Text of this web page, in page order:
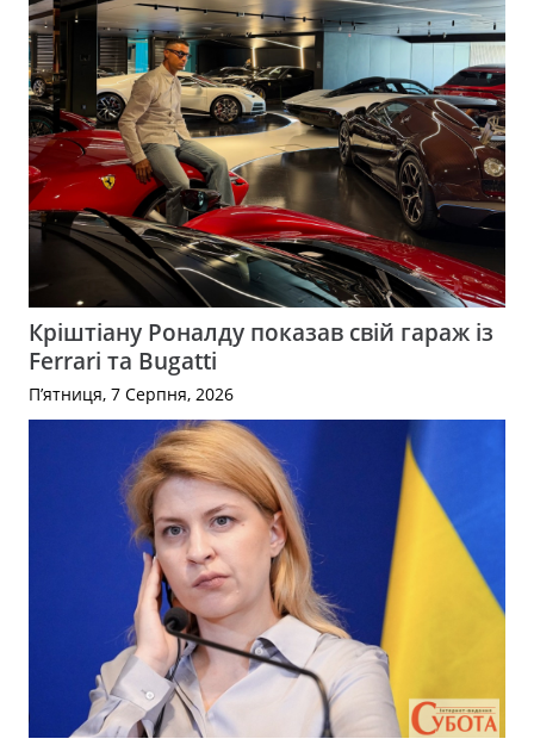
Кріштіану Роналду показав свій гараж із
Ferrari та Bugatti
П’ятниця, 7 Серпня, 2026